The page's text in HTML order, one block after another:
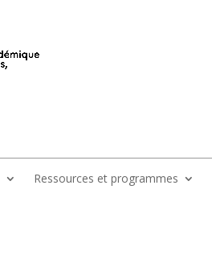
Ressources et programmes